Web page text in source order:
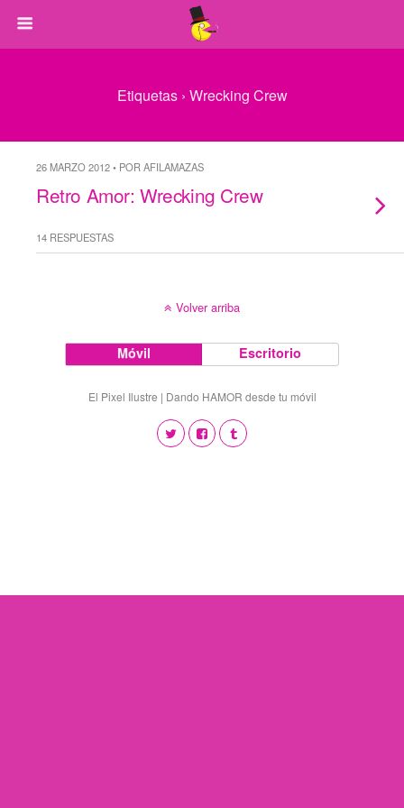
Etiquetas › Wrecking Crew
26 MARZO 2012 • POR AFILAMAZAS
Retro Amor: Wrecking Crew
14 RESPUESTAS
Volver arriba
Móvil Escritorio
El Pixel Ilustre | Dando HAMOR desde tu móvil